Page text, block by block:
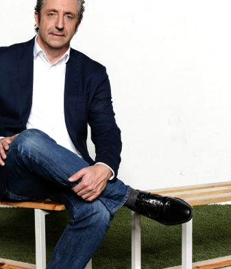
Whatsapp
futbolístico
TV. MEGA ofrecerá este
horas, en directo, la
, en un especial